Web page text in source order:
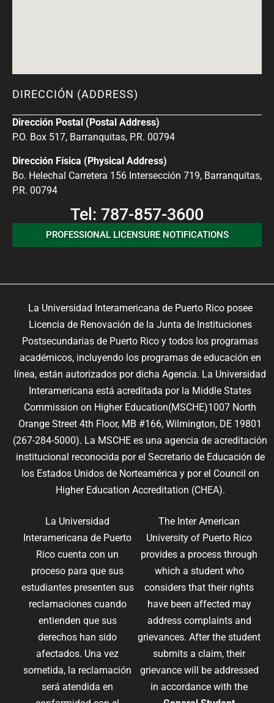
DIRECCIÓN (ADDRESS)
Dirección Postal (Postal Address)
P.O. Box 517, Barranquitas, P.R. 00794
Dirección Física (Physical Address)
Bo. Helechal Carretera 156 Intersección 719, Barranquitas,
P.R. 00794
Tel: 787-857-3600
PROFESSIONAL LICENSURE NOTIFICATIONS
La Universidad Interamericana de Puerto Rico posee
Licencia de Renovación de la Junta de Instituciones
Postsecundarias de Puerto Rico y todos los programas
académicos, incluyendo los programas de educación en
línea, están autorizados por dicha Agencia. La Universidad
Interamericana está acreditada por la Middle States
Commission on Higher Education(MSCHE)1007 North
Orange Street 4th Floor, MB #166, Wilmington, DE 19801
(267-284-5000). La MSCHE es una agencia de acreditación
institucional reconocida por el Secretario de Educación de
los Estados Unidos de Norteamérica y por el Council on
Higher Education Accreditation (CHEA).
La Universidad
Interamericana de Puerto
Rico cuenta con un
proceso para que sus
estudiantes presenten sus
reclamaciones cuando
entienden que sus
derechos han sido
afectados. Una vez
sometida, la reclamación
será atendida en
The Inter American
University of Puerto Rico
provides a process through
which a student who
considers that their rights
have been affected may
address complaints and
grievances. After the student
submits a claim, their
grievance will be addressed
in accordance with the